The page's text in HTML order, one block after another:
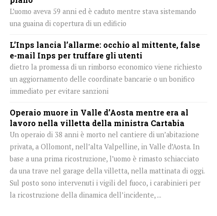
L’uomo aveva 59 anni ed è caduto mentre stava sistemando
una guaina di copertura di un edificio
L’Inps lancia l’allarme: occhio al mittente, false
e-mail Inps per truffare gli utenti
dietro la promessa di un rimborso economico viene richiesto
un aggiornamento delle coordinate bancarie o un bonifico
immediato per evitare sanzioni
Operaio muore in Valle d’Aosta mentre era al
lavoro nella villetta della ministra Cartabia
Un operaio di 38 anni è morto nel cantiere di un’abitazione
privata, a Ollomont, nell’alta Valpelline, in Valle d’Aosta. In
base a una prima ricostruzione, l’uomo è rimasto schiacciato
da una trave nel garage della villetta, nella mattinata di oggi.
Sul posto sono intervenuti i vigili del fuoco, i carabinieri per
la ricostruzione della dinamica dell’incidente, ...